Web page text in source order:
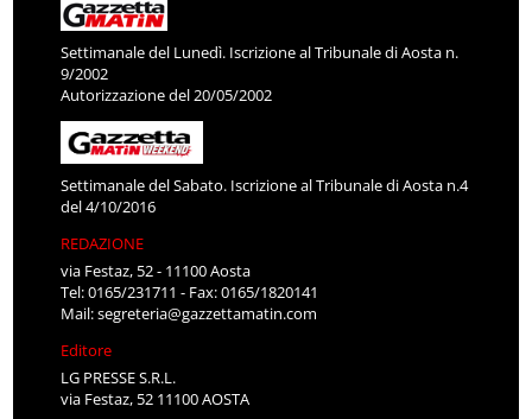
Settimanale del Lunedì. Iscrizione al Tribunale di Aosta n.
9/2002
Autorizzazione del 20/05/2002
Settimanale del Sabato. Iscrizione al Tribunale di Aosta n.4
del 4/10/2016
REDAZIONE
via Festaz, 52 - 11100 Aosta
Tel: 0165/231711 - Fax: 0165/1820141
Mail:segreteria@gazzettamatin.com
Editore
LG PRESSE S.R.L.
via Festaz, 52 11100 AOSTA